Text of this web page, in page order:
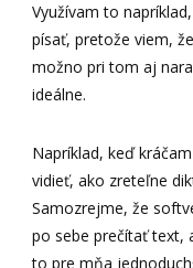
Využívam to
písať, pretože viem,
možno pri tom aj
ideálne.
Napríklad, keď
vidieť, ako zreteľne
Samozrejme, že
po sebe prečítať text,
to pre mňa